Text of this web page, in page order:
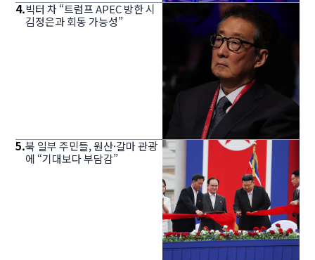
4.빅터 차 “트럼프 APEC 방한 시
김정은과 회동 가능성”
5.북 일부 주민들, 원산·갈마 관광
에 “기대보다 부담감”